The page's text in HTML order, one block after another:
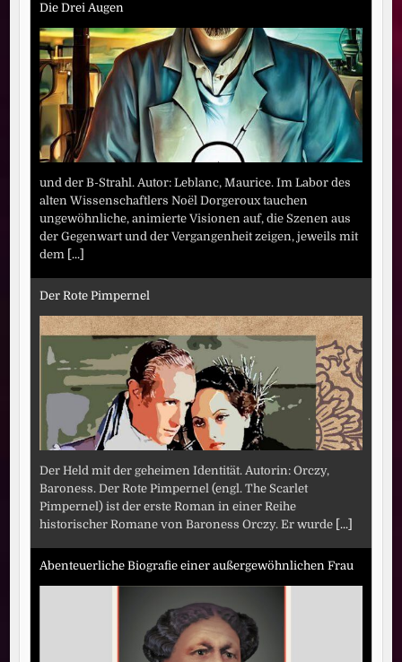
Die Drei Augen
und der B-Strahl. Autor: Leblanc, Maurice. Im Labor des
alten Wissenschaftlers Noël Dorgeroux tauchen
ungewöhnliche, animierte Visionen auf, die Szenen aus
der Gegenwart und der Vergangenheit zeigen, jeweils mit
dem [...]
Der Rote Pimpernel
Der Held mit der geheimen Identität. Autorin: Orczy,
Baroness. Der Rote Pimpernel (engl. The Scarlet
Pimpernel) ist der erste Roman in einer Reihe
historischer Romane von Baroness Orczy. Er wurde [...]
Abenteuerliche Biografie einer außergewöhnlichen Frau